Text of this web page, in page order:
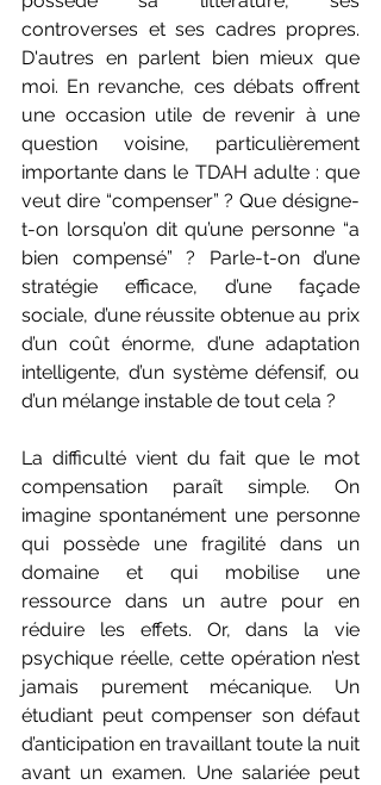
controverses et ses cadres propres.
D'autres en parlent bien mieux que
moi. En revanche, ces débats offrent
une occasion utile de revenir à une
question voisine, particulièrement
importante dans le TDAH adulte : que
veut dire “compenser” ? Que désigne-
t-on lorsqu’on dit qu’une personne “a
bien compensé” ? Parle-t-on d’une
stratégie efficace, d’une façade
sociale, d’une réussite obtenue au prix
d’un coût énorme, d’une adaptation
intelligente, d’un système défensif, ou
d’un mélange instable de tout cela ?
La difficulté vient du fait que le mot
compensation paraît simple. On
imagine spontanément une personne
qui possède une fragilité dans un
domaine et qui mobilise une
ressource dans un autre pour en
réduire les effets. Or, dans la vie
psychique réelle, cette opération n’est
jamais purement mécanique. Un
étudiant peut compenser son défaut
d’anticipation en travaillant toute la nuit
avant un examen. Une salariée peut